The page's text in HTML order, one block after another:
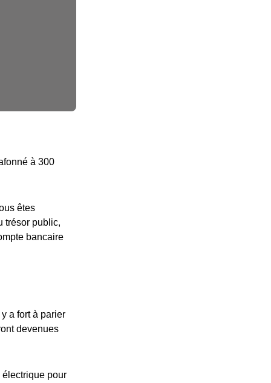
à 300
êtes
trésor public,
bancaire
a fort à parier
devenues
électrique pour